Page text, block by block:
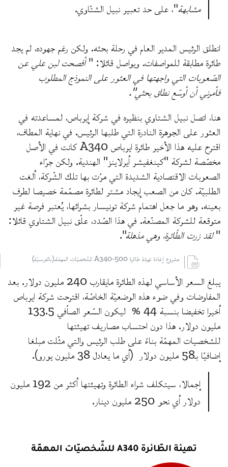
مشابهة"، على حد تعبير نبيل الشتّاوي.
انطلق الرئيس المدير العام في رحلة بحثه. ولكن رغم جهوده، لم يجد
طائرة مطابقة للمواصفات. ويواصل قائلا: "أفصحت لبن علي عن
الصّعوبات التي واجهتها في العثور على النموذج المطلوب
فأمرني أن أوسّع نطاق بحثي".
هنا، اتصل نبيل الشتاوي بنظيره في شركة إيرباص، لمساعدته في
العثور على الجوهرة النادرة التي طلبها الرئيس. في نهاية المطاف،
اقترح عليه هذا الأخير طائرة ايرباص A340 كانت في الأصل
مخصّصة لشركة "كينغفيشر أيرلاينز" الهندية. ولكن جرّاء
الصعوبات الاقتصادية الشديدة التي مرّت بها تلك الشّركة، ألغت
الطلبيّة. كان من الصعب إيجاد مشتر لطائرة مصمّمة خصيصا لطرف
بعينه. وهو ما جعل اهتمام شركة تونيسار بشرائها، يُعتبر فرصة غير
متوقعة للشركة المصنّعة. في هذا الصّدد، علّق نبيل الشتاوي قائلا:
"لقد زرت الطّائرة، وهي مذهلة".
مشروع إعادة تهيئة طائرة A340-500 للشّخصيّات المهمّة.(بالفرنسيّة)
يبلغ السعر الأساسي لهذه الطائرة مايقارب 240 مليون دولار. بعد
المفاوضات وفي ضوء هذه الوضعيّة الخاصّة، اقترحت شركة ايرباص
أخيرا تخفيضا بنسبة 44 % ليكون السّعر الصاّفي 133.5
مليون دولار. هذا دون احتساب مصاريف تهيئتها
للشخصيات المهمّة بناءً على طلب الرئيس والتي مثّلت مبلغا
إضافيّا بـ58 مليون دولار (أي ما يعادل 38 مليون يورو).
إجمالا، سيتكلف شراء الطائرة وتهيئتها أكثر من 192 مليون
دولار أي نحو 250 مليون دينار.